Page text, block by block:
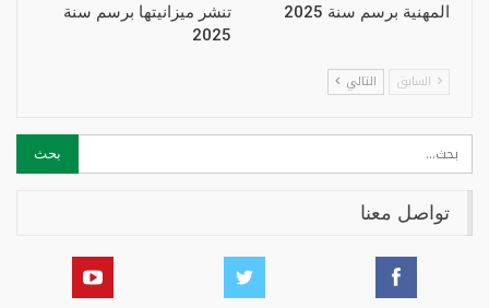
المهنية برسم سنة 2025
تنشر ميزانيتها برسم سنة
2025
السابق التالي
تواصل معنا